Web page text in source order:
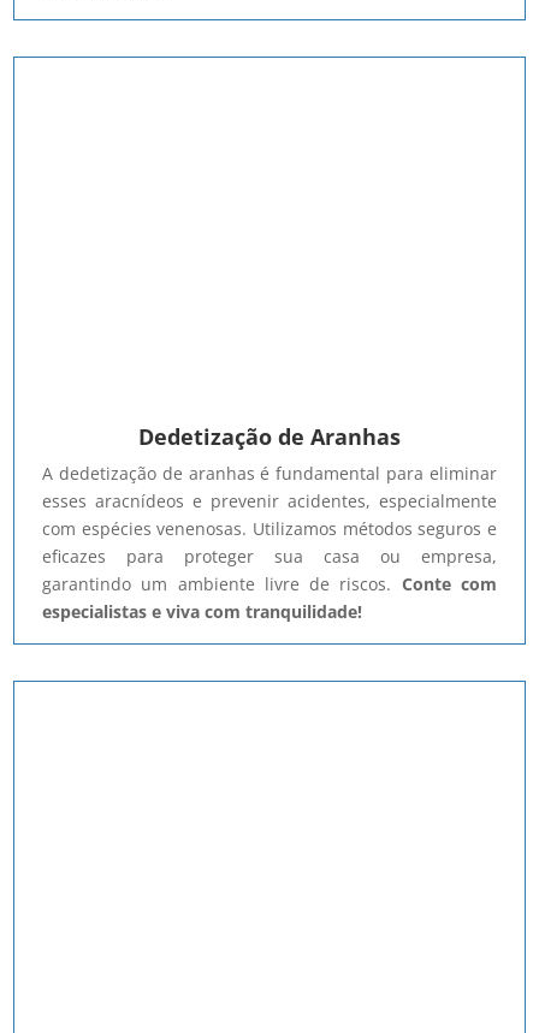
Dedetização de Aranhas
A dedetização de aranhas é fundamental para eliminar
esses aracnídeos e prevenir acidentes, especialmente
com espécies venenosas. Utilizamos métodos seguros e
eficazes para proteger sua casa ou empresa,
garantindo um ambiente livre de riscos. Conte com
especialistas e viva com tranquilidade!